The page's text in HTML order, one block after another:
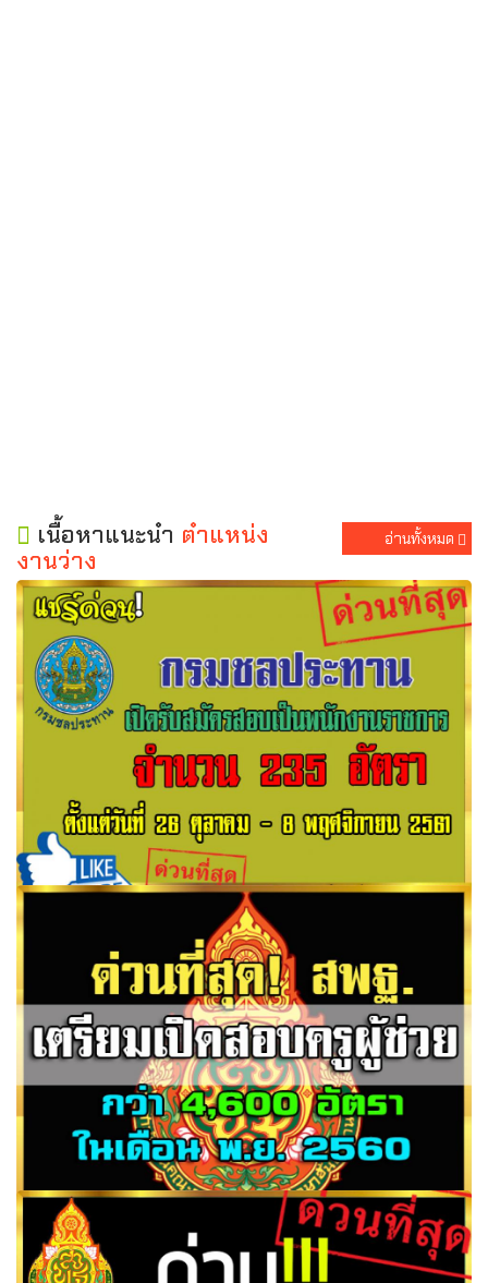
เนื้อหาแนะนำ ตำแหน่ง
งานว่าง
อ่านทั้งหมด
กรมชลประทาน เปิดรับสมัครสอบเป็นพนักงานราชการ 235
ด่วนที่สุด! สพฐ. เตรียมเปิดสอบครูผู้ช่วย กว่า 4,ุ600 อัตรา ใน
เดือน พ.ย. 2560